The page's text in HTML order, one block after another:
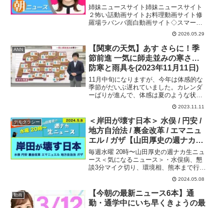
SUMMARY（日テレNEWS
LIVE）
姉妹ニュースサイト姉妹ニュースサイト
２怖い話動画サイトお料理動画サイト修
羅場ラバンバ面白動画サイト◇スマート
フォンアプリ「日テレNEWS NNN」24時
間365日のニュース配信はもちろん、新し
く報道番組へ参加する機能を実装してい
ます。上記リ...
2026.05.29
ANN
【関東の天気】あす さらに！季
節前進 一気に師走並みの寒さ…
防寒と雨具を(2023年11月11日)
11月中旬になりますが、今年は体感的な
季節がだいぶ遅れていました。カレンダ
ーばりが進んで、体感は夏のような状態
が続き、つい先日も夏日があました。そ
れが、11日になると外の空気はどうでし
たか。 実は11日の気温が11月並みで
す。一気にカレンダ...
2023.11.11
デモクラシー
＜岸田が壊す日本＞ 水俣 / 円安 /
地方自治法 / 裏金改革 / エマニュ
エル / ガザ【山田厚史の週ナカ生
ニュース】
毎週水曜 20時〜山田厚史の週ナカ生ニュ
ース＜気になるニュース＞・水俣病、懇
談3分マイク切り、環境相、熊本まで行っ
て謝罪・政治資金改正「文通費で妥協?」
自公協議始まる・円安に8兆円介入で相場
乱高下・憲法改正 しぼむ世論、焦る首
相・ふるさと納...
2024.05.08
動画
【今朝の最新ニュース6本】通
勤・通学中にいち早くきょうの最